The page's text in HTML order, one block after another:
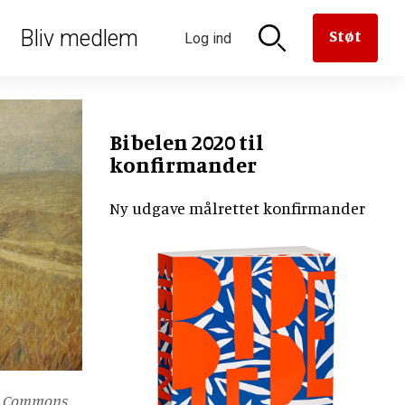
Bliv medlem Log ind Støt
Bibelen 2020 til
konfirmander
Ny udgave målrettet konfirmander